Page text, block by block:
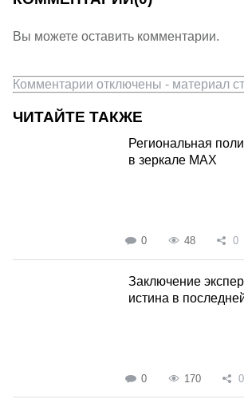
Вы можете оставить комментарии.
Комментарии отключены - материал
ЧИТАЙТЕ ТАКЖЕ
Региональная
в зеркале MAX
0 48 0
Заключение
истина в
0 170 0